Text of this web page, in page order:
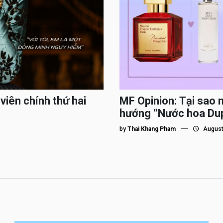
chính thứ hai
MF Opinion: Tại sao
hướng “Nước hoa
by Thai Khang Pham